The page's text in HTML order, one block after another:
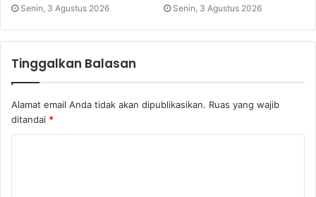
Senin, 3 Agustus 2026 Senin, 3 Agustus 2026
Tinggalkan Balasan
Alamat email Anda tidak akan dipublikasikan. Ruas yang wajib
ditandai *